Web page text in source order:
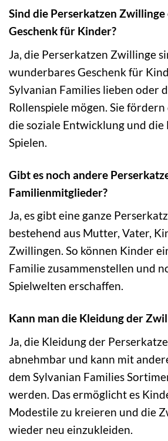
Sind die Perserkatzen Zwillinge
Geschenk für Kinder?
Ja, die Perserkatzen Zwillinge
wunderbares Geschenk für
Sylvanian Families lieben oder
Rollenspiele mögen. Sie
die soziale Entwicklung und die
Spielen.
Gibt es noch andere
Familienmitglieder?
Ja, es gibt eine ganze
bestehend aus Mutter, Vater,
Zwillingen. So können Kinder
Familie zusammenstellen und
Spielwelten erschaffen.
Kann man die Kleidung der
Ja, die Kleidung der
abnehmbar und kann mit
dem Sylvanian Families
werden. Das ermöglicht es
Modestile zu kreieren und die
wieder neu einzukleiden.